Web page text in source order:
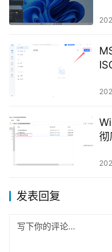
彻
发表回复